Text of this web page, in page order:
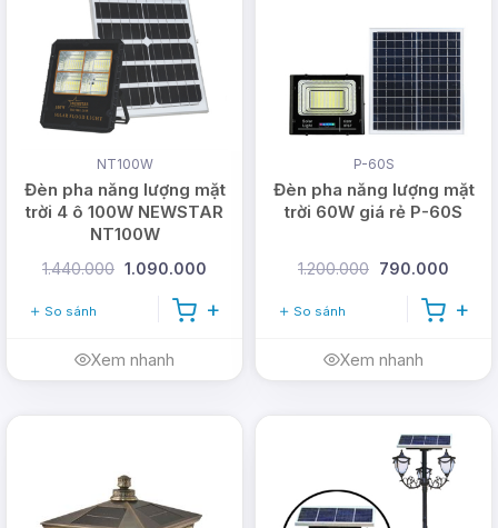
NT100W
Đèn pha năng lượng mặt
trời 4 ô 100W NEWSTAR
NT100W
1.440.000 1.090.000
So sánh
Xem nhanh
P-60S
Đèn pha năng lượng mặt
trời 60W giá rẻ P-60S
1.200.000 790.000
So sánh
Xem nhanh